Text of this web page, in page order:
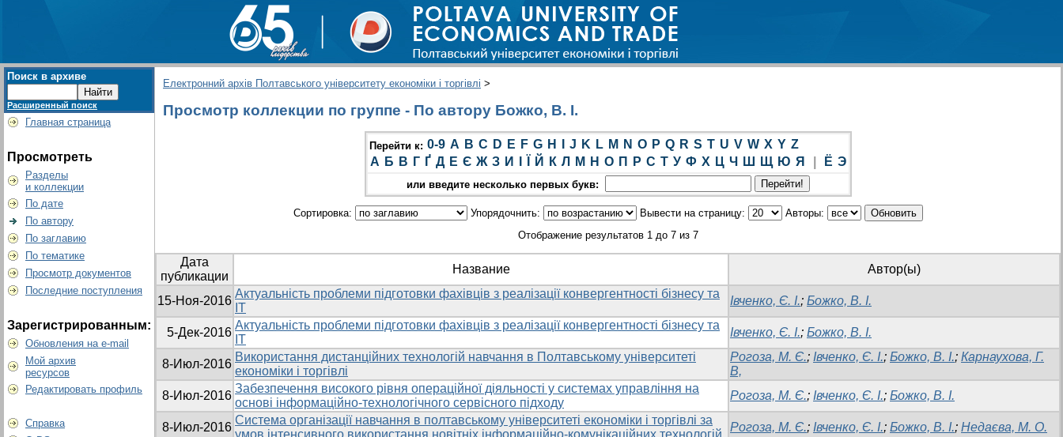
Поиск в архиве
Расширенный поиск
Главная страница
Просмотреть
Разделы
и коллекции
По дате
По автору
По заглавию
По тематике
Просмотр документов
Последние поступления
Зарегистрированным:
Обновления на e-mail
Мой архив
ресурсов
Редактировать профиль
Справка
Електронний архів Полтавського університету економіки і торгівлі >
Просмотр коллекции по группе - По автору Божко, В. І.
Перейти к: 0-9 A B C D E F G H J K L M N O P Q R S T U V W X Y Z
А Б В Г Ґ Д Е Є Ж З И Й К Л М Н О П Р С Т У Ф Х Ц Ч Ш Щ Ю Я Ё Э
или введите несколько первых букв:
Сортировка: Упорядочнить: Вывести на страницу:
Авторы:
Отображение результатов 1 до 7 из 7
Дата
публикации
Название Автор(ы)
15-Ноя-2016
Актуальність проблеми підготовки фахівців з реалізації конвергентності бізнесу та
ІТ
Івченко, Є. І.; Божко, В. І.
5-Дек-2016
Актуальність проблеми підготовки фахівців з реалізації конвергентності бізнесу та
ІТ
Івченко, Є. І.; Божко, В. І.
8-Июл-2016
Використання дистанційних технологій навчання в Полтавському університеті
економіки і торгівлі
Рогоза, М. Є.; Івченко, Є. І.; Божко, В. І.; Карнаухова, Г.
В,
8-Июл-2016
Забезпечення високого рівня операційної діяльності у системах управління на
основі інформаційно-технологічного сервісного підходу
Рогоза, М. Є.; Івченко, Є. І.; Божко, В. І.
8-Июл-2016
Система організації навчання в полтавському університеті економіки і торгівлі за
Рогоза, М. Є.; Івченко, Є. І.; Божко, В. І.; Недаєва, М. О.